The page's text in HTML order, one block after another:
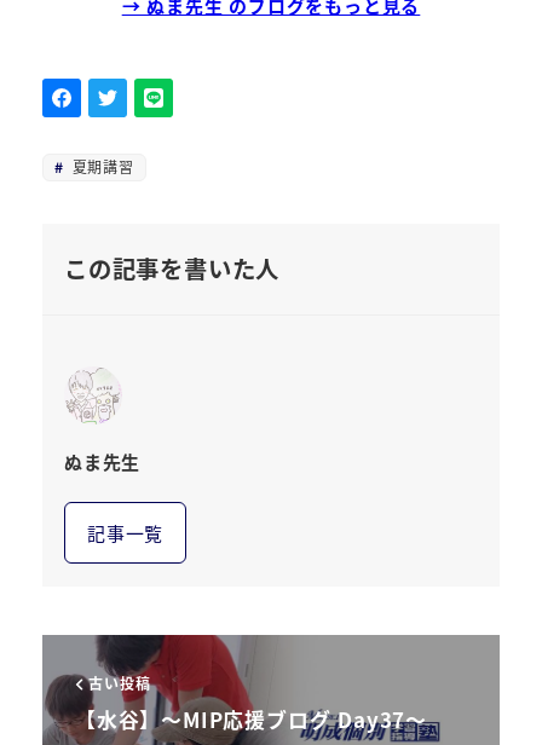
夏期講習
この記事を書いた人
ぬま先生
記事一覧
古い投稿
【水谷】～MIP応援ブログ Day37～